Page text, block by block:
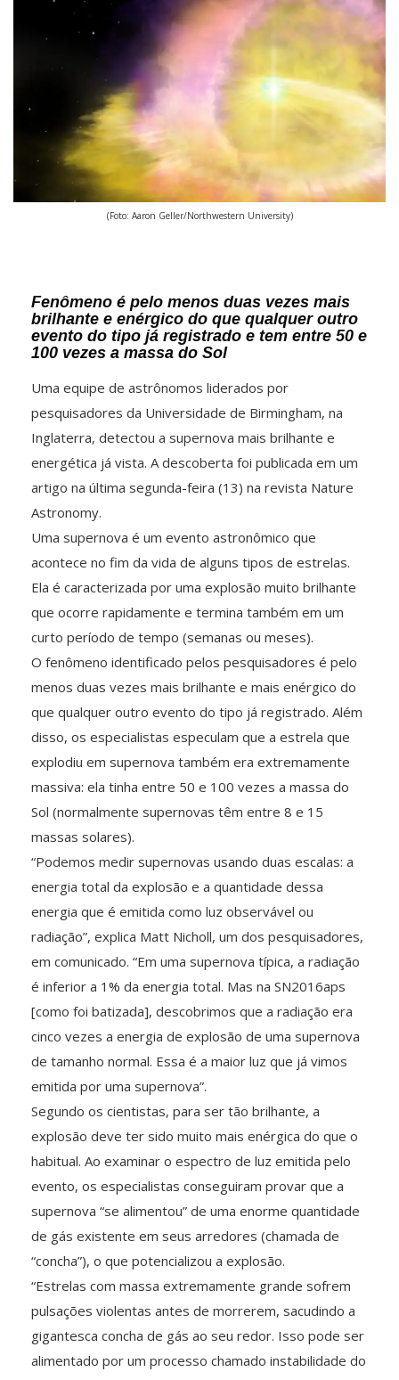
(Foto: Aaron Geller/Northwestern University)
Fenômeno é pelo menos duas vezes mais
brilhante e enérgico do que qualquer outro
evento do tipo já registrado e tem entre 50 e
100 vezes a massa do Sol
Uma equipe de astrônomos liderados por
pesquisadores da Universidade de Birmingham, na
Inglaterra, detectou a supernova mais brilhante e
energética já vista. A descoberta foi publicada em um
artigo na última segunda-feira (13) na revista Nature
Astronomy.
Uma supernova é um evento astronômico que
acontece no fim da vida de alguns tipos de estrelas.
Ela é caracterizada por uma explosão muito brilhante
que ocorre rapidamente e termina também em um
curto período de tempo (semanas ou meses).
O fenômeno identificado pelos pesquisadores é pelo
menos duas vezes mais brilhante e mais enérgico do
que qualquer outro evento do tipo já registrado. Além
disso, os especialistas especulam que a estrela que
explodiu em supernova também era extremamente
massiva: ela tinha entre 50 e 100 vezes a massa do
Sol (normalmente supernovas têm entre 8 e 15
massas solares).
“Podemos medir supernovas usando duas escalas: a
energia total da explosão e a quantidade dessa
energia que é emitida como luz observável ou
radiação”, explica Matt Nicholl, um dos pesquisadores,
em comunicado. “Em uma supernova típica, a radiação
é inferior a 1% da energia total. Mas na SN2016aps
[como foi batizada], descobrimos que a radiação era
cinco vezes a energia de explosão de uma supernova
de tamanho normal. Essa é a maior luz que já vimos
emitida por uma supernova”.
Segundo os cientistas, para ser tão brilhante, a
explosão deve ter sido muito mais enérgica do que o
habitual. Ao examinar o espectro de luz emitida pelo
evento, os especialistas conseguiram provar que a
supernova “se alimentou” de uma enorme quantidade
de gás existente em seus arredores (chamada de
“concha”), o que potencializou a explosão.
“Estrelas com massa extremamente grande sofrem
pulsações violentas antes de morrerem, sacudindo a
gigantesca concha de gás ao seu redor. Isso pode ser
alimentado por um processo chamado instabilidade do